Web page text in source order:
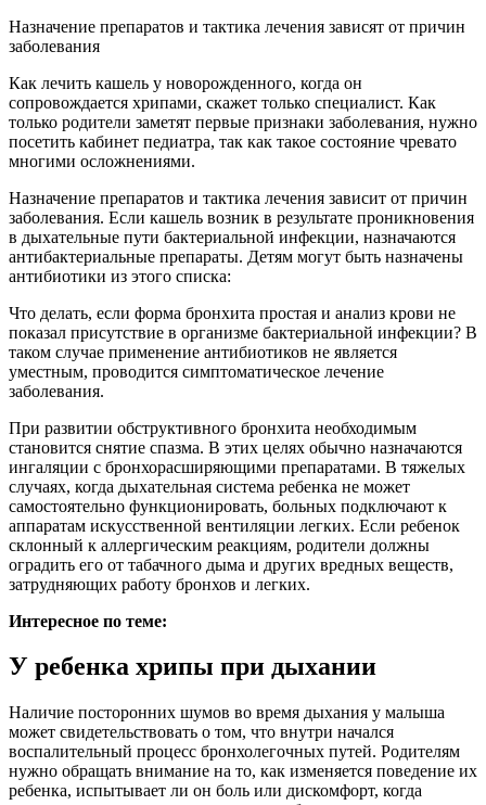
Назначение препаратов и тактика лечения зависят от причин
заболевания
Как лечить кашель у новорожденного, когда он
сопровождается хрипами, скажет только специалист. Как
только родители заметят первые признаки заболевания, нужно
посетить кабинет педиатра, так как такое состояние чревато
многими осложнениями.
Назначение препаратов и тактика лечения зависит от причин
заболевания. Если кашель возник в результате проникновения
в дыхательные пути бактериальной инфекции, назначаются
антибактериальные препараты. Детям могут быть назначены
антибиотики из этого списка:
Что делать, если форма бронхита простая и анализ крови не
показал присутствие в организме бактериальной инфекции? В
таком случае применение антибиотиков не является
уместным, проводится симптоматическое лечение
заболевания.
При развитии обструктивного бронхита необходимым
становится снятие спазма. В этих целях обычно назначаются
ингаляции с бронхорасширяющими препаратами. В тяжелых
случаях, когда дыхательная система ребенка не может
самостоятельно функционировать, больных подключают к
аппаратам искусственной вентиляции легких. Если ребенок
склонный к аллергическим реакциям, родители должны
оградить его от табачного дыма и других вредных веществ,
затрудняющих работу бронхов и легких.
Интересное по теме:
У ребенка хрипы при дыхании
Наличие посторонних шумов во время дыхания у малыша
может свидетельствовать о том, что внутри начался
воспалительный процесс бронхолегочных путей. Родителям
нужно обращать внимание на то, как изменяется поведение их
ребенка, испытывает ли он боль или дискомфорт, когда